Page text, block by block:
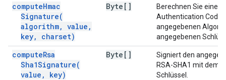
computeHmac
Signature(
algorithm, value ,
key, charset)
Byte[]
Berechnen Sie einen
Authentication Code
angegebenen
angegebenen
computeRsa
Sha1Signature(
value , key)
Byte[]
Signiert den
RSA-SHA1 mit dem
Schlüssel.